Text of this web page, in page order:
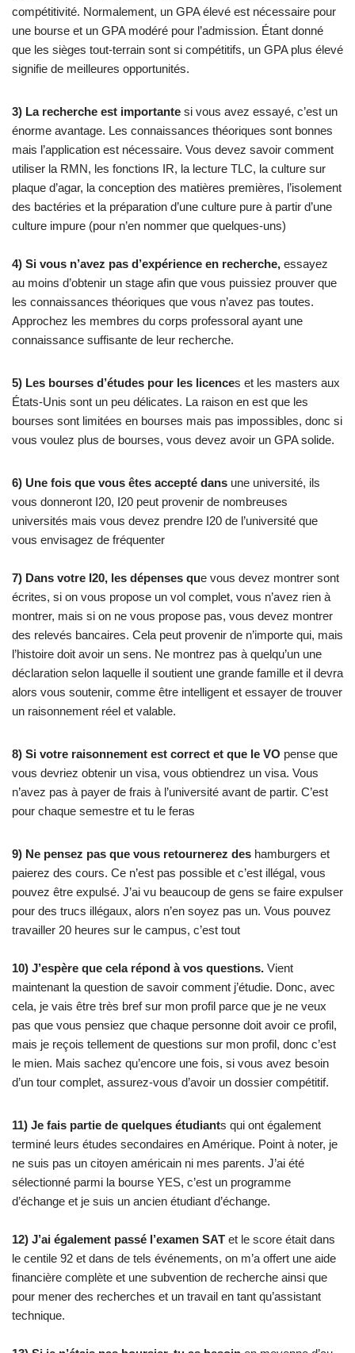
compétitivité. Normalement, un GPA élevé est nécessaire pour
une bourse et un GPA modéré pour l’admission. Étant donné
que les sièges tout-terrain sont si compétitifs, un GPA plus élevé
signifie de meilleures opportunités.
3) La recherche est importante si vous avez essayé, c’est un
énorme avantage. Les connaissances théoriques sont bonnes
mais l’application est nécessaire. Vous devez savoir comment
utiliser la RMN, les fonctions IR, la lecture TLC, la culture sur
plaque d’agar, la conception des matières premières, l’isolement
des bactéries et la préparation d’une culture pure à partir d’une
culture impure (pour n’en nommer que quelques-uns)
4) Si vous n’avez pas d’expérience en recherche, essayez
au moins d’obtenir un stage afin que vous puissiez prouver que
les connaissances théoriques que vous n’avez pas toutes.
Approchez les membres du corps professoral ayant une
connaissance suffisante de leur recherche.
5) Les bourses d’études pour les licences et les masters aux
États-Unis sont un peu délicates. La raison en est que les
bourses sont limitées en bourses mais pas impossibles, donc si
vous voulez plus de bourses, vous devez avoir un GPA solide.
6) Une fois que vous êtes accepté dans une université, ils
vous donneront I20, I20 peut provenir de nombreuses
universités mais vous devez prendre I20 de l’université que
vous envisagez de fréquenter
7) Dans votre I20, les dépenses que vous devez montrer sont
écrites, si on vous propose un vol complet, vous n’avez rien à
montrer, mais si on ne vous propose pas, vous devez montrer
des relevés bancaires. Cela peut provenir de n’importe qui, mais
l’histoire doit avoir un sens. Ne montrez pas à quelqu’un une
déclaration selon laquelle il soutient une grande famille et il devra
alors vous soutenir, comme être intelligent et essayer de trouver
un raisonnement réel et valable.
8) Si votre raisonnement est correct et que le VO pense que
vous devriez obtenir un visa, vous obtiendrez un visa. Vous
n’avez pas à payer de frais à l’université avant de partir. C’est
pour chaque semestre et tu le feras
9) Ne pensez pas que vous retournerez des hamburgers et
paierez des cours. Ce n’est pas possible et c’est illégal, vous
pouvez être expulsé. J’ai vu beaucoup de gens se faire expulser
pour des trucs illégaux, alors n’en soyez pas un. Vous pouvez
travailler 20 heures sur le campus, c’est tout
10) J’espère que cela répond à vos questions. Vient
maintenant la question de savoir comment j’étudie. Donc, avec
cela, je vais être très bref sur mon profil parce que je ne veux
pas que vous pensiez que chaque personne doit avoir ce profil,
mais je reçois tellement de questions sur mon profil, donc c’est
le mien. Mais sachez qu’encore une fois, si vous avez besoin
d’un tour complet, assurez-vous d’avoir un dossier compétitif.
11) Je fais partie de quelques étudiants qui ont également
terminé leurs études secondaires en Amérique. Point à noter, je
ne suis pas un citoyen américain ni mes parents. J’ai été
sélectionné parmi la bourse YES, c’est un programme
d’échange et je suis un ancien étudiant d’échange.
12) J’ai également passé l’examen SAT et le score était dans
le centile 92 et dans de tels événements, on m’a offert une aide
financière complète et une subvention de recherche ainsi que
pour mener des recherches et un travail en tant qu’assistant
technique.